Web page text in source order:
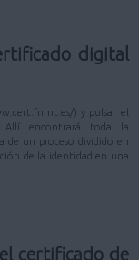
digital
) y pulsar el
Allí encontrará toda la
de un proceso dividido en
de la identidad en una
certificado de